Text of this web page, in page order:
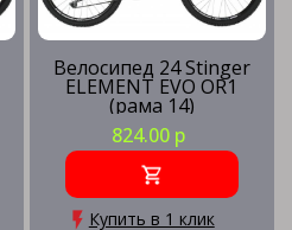
Велосипед 24 Stinger
ELEMENT EVO OR1
(рама 14)
824.00 р
Купить в 1 клик